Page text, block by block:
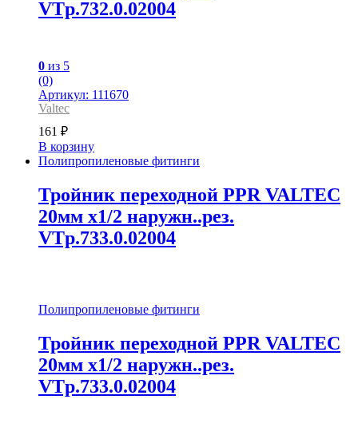
VTp.732.0.02004
0 из 5
(0)
Артикул: 111670
Valtec
161 ₽
В корзину
Полипропиленовые фитинги
Тройник переходной PPR VALTEC
20мм х1/2 наружн..рез.
VTp.733.0.02004
Полипропиленовые фитинги
Тройник переходной PPR VALTEC
20мм х1/2 наружн..рез.
VTp.733.0.02004